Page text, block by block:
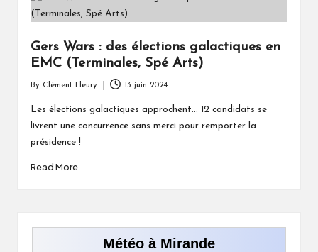
Gers Wars : des élections galactiques en
EMC (Terminales, Spé Arts)
by
By Clément Fleury 13 juin 2024
Les élections galactiques approchent... 12 candidats se
livrent une concurrence sans merci pour remporter la
présidence !
Read More
Météo à Mirande